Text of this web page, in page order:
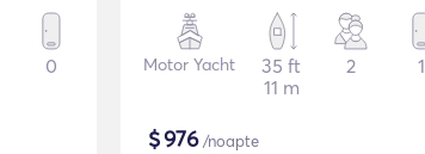
0 Motor Yacht
35 ft
11 m
2 1
$976/noapte